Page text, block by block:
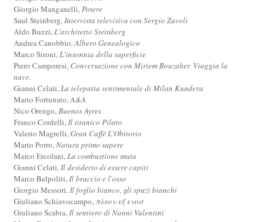
Giorgio Manganelli,Potere
Saul Steinberg,Intervista televisiva con Sergio Zavoli
Aldo Buzzi,L'architetto Steinberg
Andrea Canobbio,Albero Genealogico
Marco Sironi,L'insonnia della superficie
Piero Camporesi, Conversazione con Miriem Bouzaher. Viaggia la
nave.
Gianni Celati,La telepatia sentimentale di Milan Kundera
Mario Fortunato,A&A
Nico Orengo,Buenos Ayres
Franco Cordelli,Il titanico Pilato
Valerio Magrelli,Gran Caffè L'Obitorio
Mario Porro,Natura primo sapere
Marco Ercolani,La combustione muta
Gianni Celati,Il desiderio di essere capiti
Marco Belpoliti,Il braccio e l'osso
Giorgio Messori,Il foglio bianco, gli spazi bianchi
Giuliano Schiavocampo,πλεον εξ ενοσ
Giuliano Scabia,Il sentiero di Nanni Valentini